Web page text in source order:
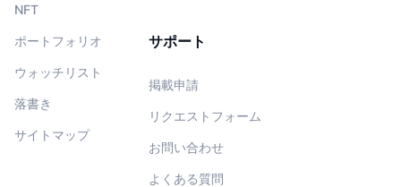
NFT
ポートフォリオ
ウォッチリスト
落書き
サイトマップ
サポート
掲載申請
リクエストフォーム
お問い合わせ
よくある質問